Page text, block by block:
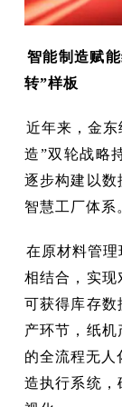
能制造赋能绿
转”样板
年来，金东纸
造”双轮战略
逐步构建以数
智慧工厂体系
原材料管理环
相结合，实现
可获得库存数
产环节，纸
的全流程无人
造执行系统，